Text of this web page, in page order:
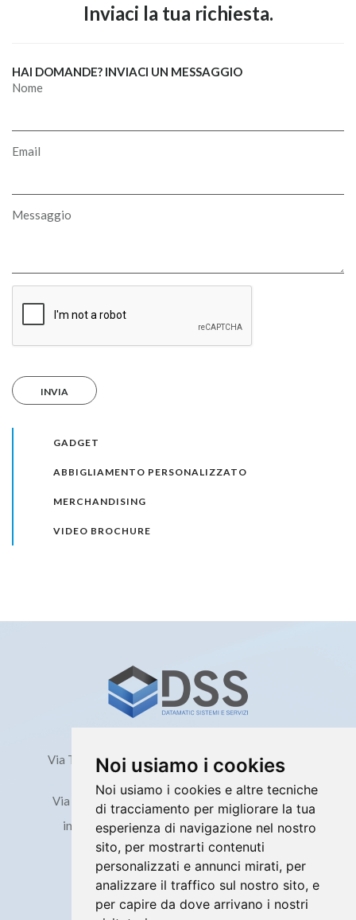
Noi usiamo i cookies
Noi usiamo i cookies e altre tecniche
di tracciamento per migliorare la tua
esperienza di navigazione nel nostro
sito, per mostrarti contenuti
personalizzati e annunci mirati, per
analizzare il traffico sul nostro sito, e
per capire da dove arrivano i nostri
Inviaci la tua richiesta.
HAI DOMANDE? INVIACI UN MESSAGGIO
Nome
Email
Messaggio
GADGET
ABBIGLIAMENTO PERSONALIZZATO
MERCHANDISING
VIDEO BROCHURE
Via Ticino, 68 - 20098 San Giuliano Milanese (MI)
Roma
Via Edoardo d'Onofrio, 212 - 00155 Roma (RM)
info@datamaticdss.it - datamaticdss@pec.it
02. 988368.1 | 02.988368.02
P.IVA 04759990155